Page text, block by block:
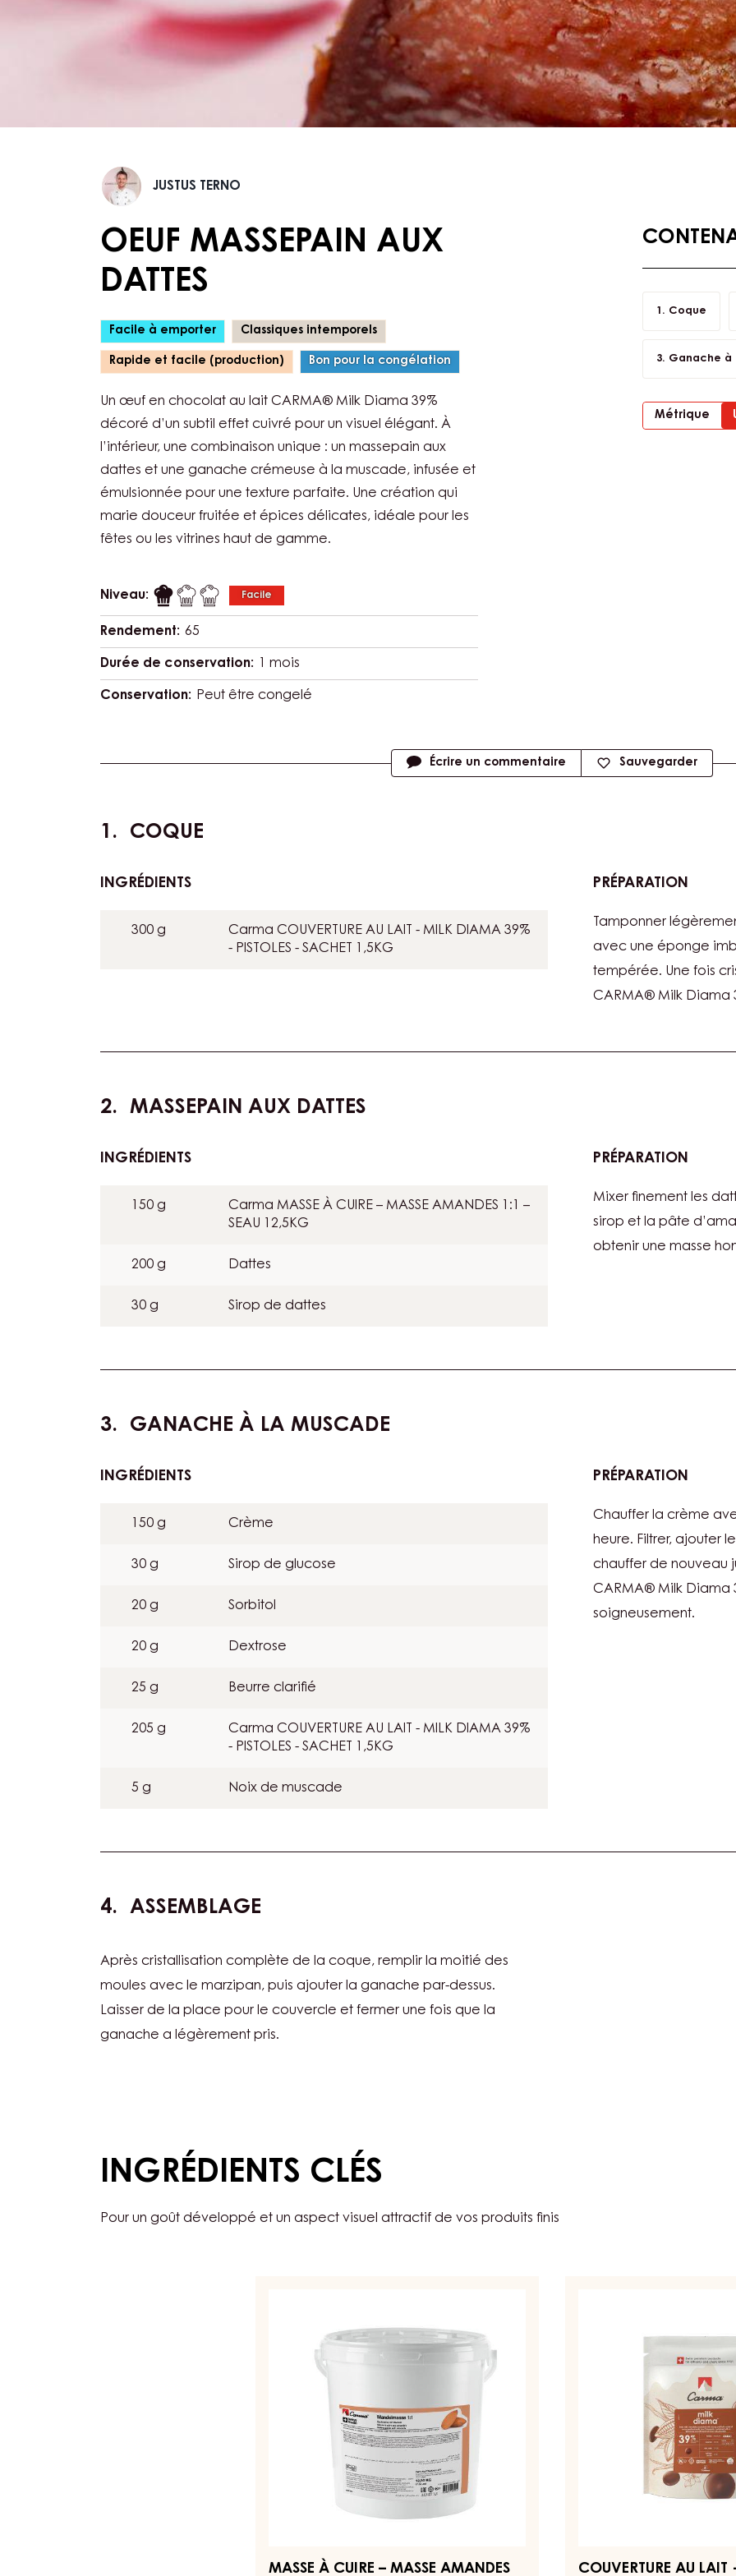
Justus
Terno
JUSTUS TERNO
OEUF MASSEPAIN AUX
DATTES
Facile à emporter Classiques intemporels
Rapide et facile (production) Bon pour la congélation
Un œuf en chocolat au lait CARMA® Milk Diama 39%
décoré d’un subtil effet cuivré pour un visuel élégant. À
l’intérieur, une combinaison unique : un massepain aux
dattes et une ganache crémeuse à la muscade, infusée et
émulsionnée pour une texture parfaite. Une création qui
marie douceur fruitée et épices délicates, idéale pour les
fêtes ou les vitrines haut de gamme.
Niveau: Facile
Rendement: 65
Durée de conservation: 1 mois
Conservation: Peut être congelé
Coque
Ganache à
Métrique
Actions Écrire un commentaire Sauvegarder
COQUE
INGRÉDIENTS
300 g
Carma COUVERTURE AU LAIT - MILK DIAMA 39%
- PISTOLES - SACHET 1,5KG
PRÉPARATION
Tamponner
avec une éponge
tempérée. Une fois
CARMA® Milk Diama
MASSEPAIN AUX DATTES
INGRÉDIENTS
DATTES
150 g
Carma MASSE À CUIRE – MASSE AMANDES 1:1 –
SEAU 12,5KG
200 g Dattes
30 g Sirop de dattes
PRÉPARATION
AUX
Mixer finement les
sirop et la pâte
obtenir une masse
GANACHE À LA MUSCADE
INGRÉDIENTS
MUSCADE
150 g Crème
30 g Sirop de glucose
20 g Sorbitol
20 g Dextrose
25 g Beurre clarifié
205 g
Carma COUVERTURE AU LAIT - MILK DIAMA 39%
- PISTOLES - SACHET 1,5KG
5 g Noix de muscade
PRÉPARATION
À
LA
Chauffer la crème
heure. Filtrer, ajouter
chauffer de nouveau
CARMA® Milk Diama
soigneusement.
ASSEMBLAGE
Après cristallisation complète de la coque, remplir la moitié des
moules avec le marzipan, puis ajouter la ganache par-dessus.
Laisser de la place pour le couvercle et fermer une fois que la
ganache a légèrement pris.
INGRÉDIENTS CLÉS
Pour un goût développé et un aspect visuel attractif de vos produits finis
MASSE À CUIRE – MASSE AMANDES COUVERTURE AU